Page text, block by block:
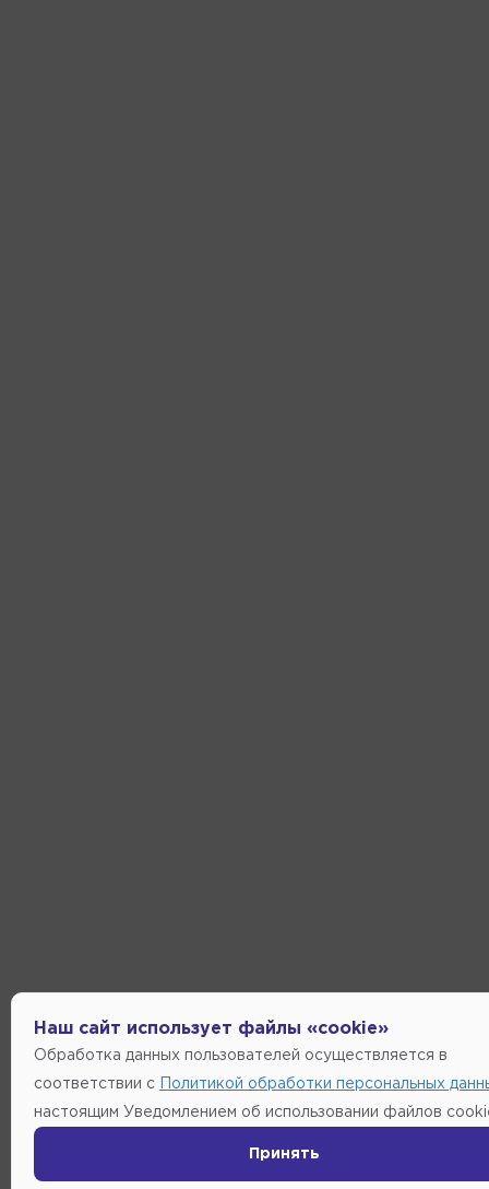
Наш сайт использует файлы «cookie»
Обработка данных пользователей осуществляется в
соответствии с Политикой обработки персональных
настоящим Уведомлением об использовании файлов
Принять